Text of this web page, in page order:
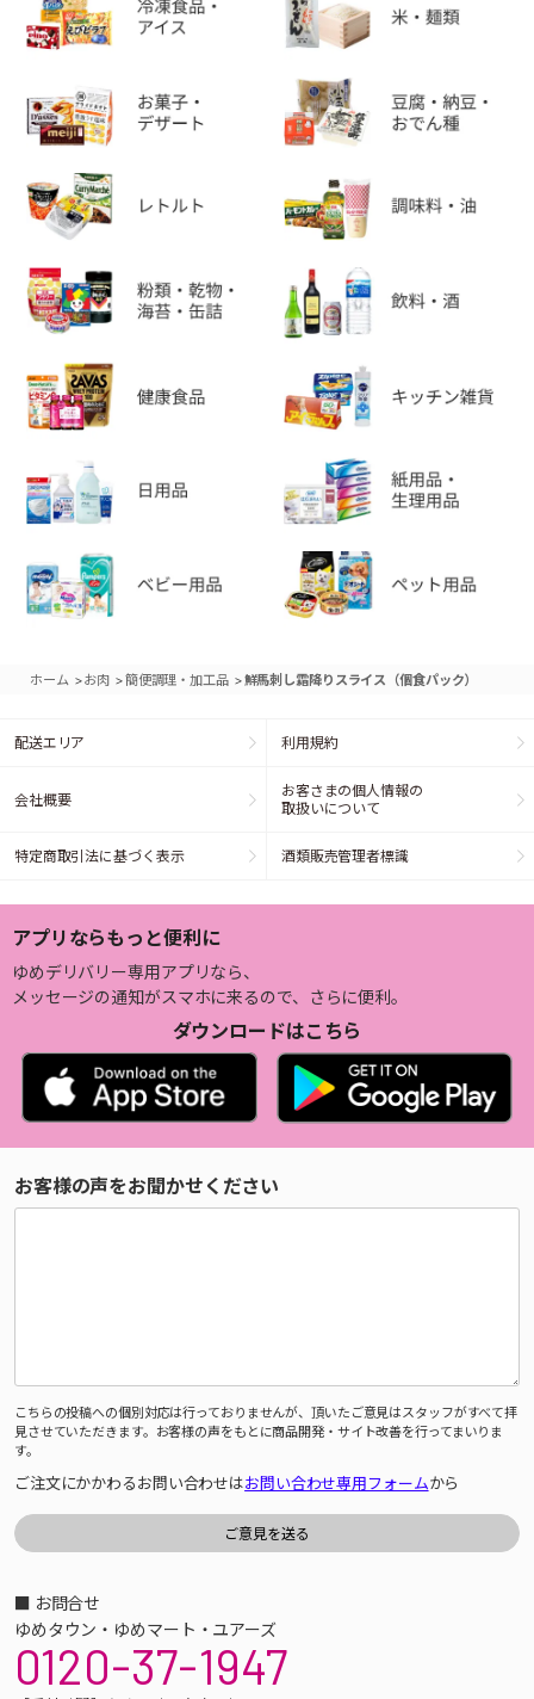
ホーム >お肉 >簡便調理・加工品 >鮮馬刺し霜降りスライス（個食パック）
配送エリア 利用規約
会社概要
お客さまの個人情報の
取扱いについて
特定商取引法に基づく表示 酒類販売管理者標識
アプリならもっと便利に
ゆめデリバリー専用アプリなら、
メッセージの通知がスマホに来るので、さらに便利。
ダウンロードはこちら
お客様の声をお聞かせください
こちらの投稿への個別対応は行っておりませんが、頂いたご意見はスタッフがすべて拝
見させていただきます。お客様の声をもとに商品開発・サイト改善を行ってまいりま
す。
ご注文にかかわるお問い合わせはお問い合わせ専用フォームから
■ お問合せ
ゆめタウン・ゆめマート・ユアーズ
0120-37-1947